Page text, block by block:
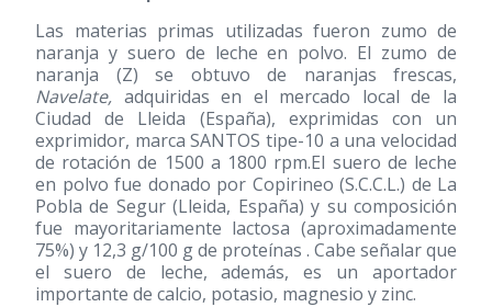
Las materias primas utilizadas fueron zumo de
naranja y suero de leche en polvo. El zumo de
naranja (Z) se obtuvo de naranjas frescas,
Navelate, adquiridas en el mercado local de la
Ciudad de Lleida (España), exprimidas con un
exprimidor, marca SANTOS tipe-10 a una velocidad
de rotación de 1500 a 1800 rpm.El suero de leche
en polvo fue donado por Copirineo (S.C.C.L.) de La
Pobla de Segur (Lleida, España) y su composición
fue mayoritariamente lactosa (aproximadamente
75%) y 12,3 g/100 g de proteínas . Cabe señalar que
el suero de leche, además, es un aportador
importante de calcio, potasio, magnesio y zinc.